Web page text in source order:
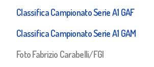
Classifica Campionato Serie A1 GAF
Classifica Campionato Serie A1 GAM
Foto Fabrizio Carabelli/FGI